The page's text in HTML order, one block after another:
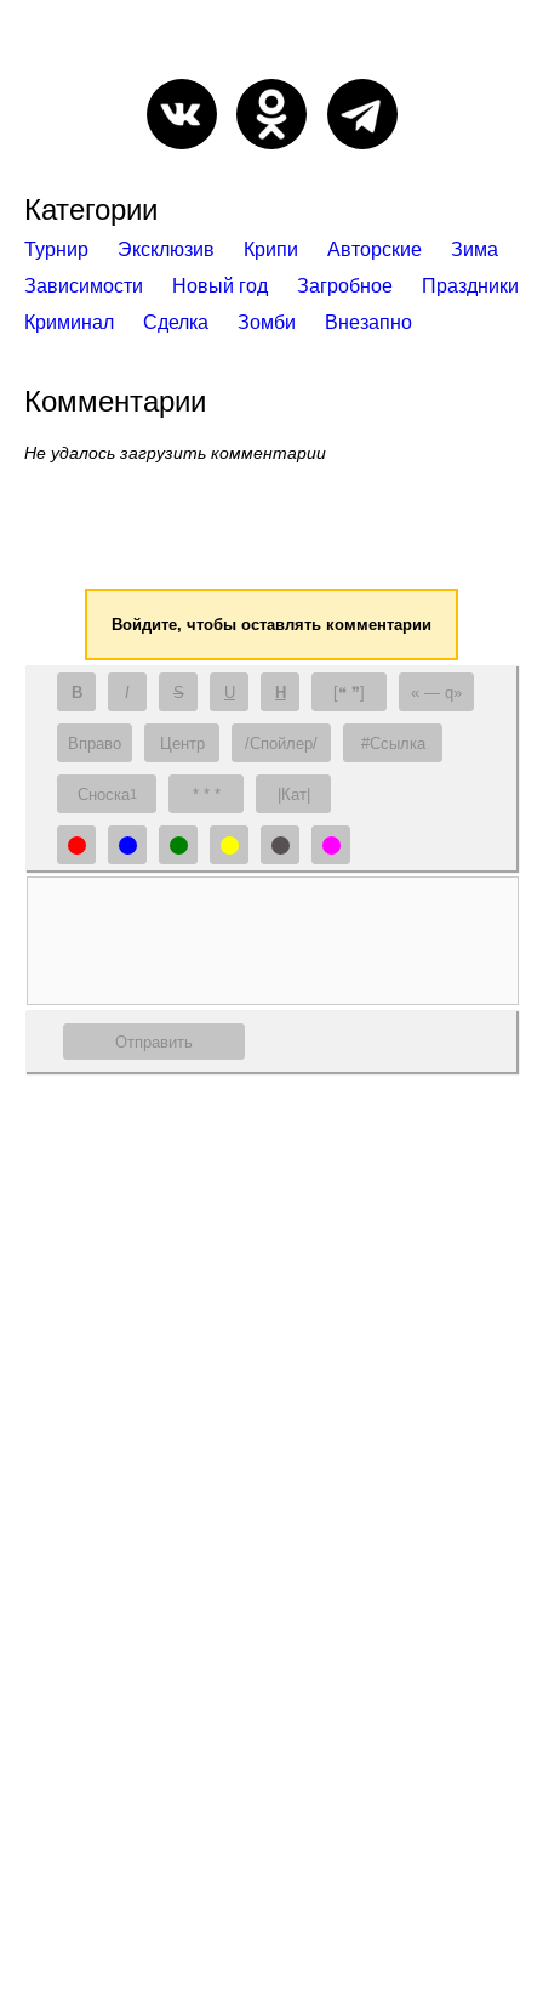
Категории
Турнир Эксклюзив Крипи Авторские
Зима
Зависимости
Новый год Загробное
Праздники
Криминал
Сделка Зомби Внезапно
Комментарии
Не удалось загрузить комментарии
Войдите, чтобы оставлять комментарии
B I S U H [❝ ❞] — q
Вправо Центр /Спойлер/ #Ссылка
Сноска1 * * * |Кат|